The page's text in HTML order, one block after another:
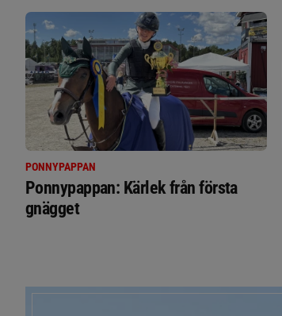
PONNYPAPPAN
Ponnypappan: Kärlek från första
gnägget